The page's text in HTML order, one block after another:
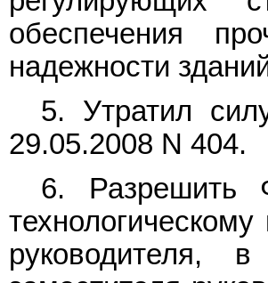
обеспечения
надежности
5. Утратил
29.05.2008 N 404.
6. Разрешить
руководителя,